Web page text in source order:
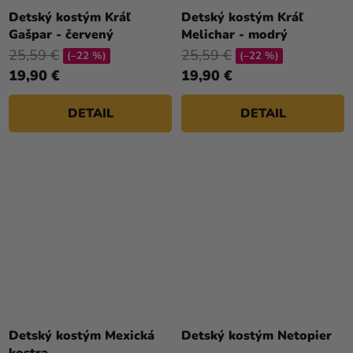
Detský kostým Kráľ
Gašpar - červený
hodnotenie
produktu
je
5,0
5
hviezdičiek.
19,90 €
25,59 € (–22 %)
DETAIL
Detský kostým Kráľ
Melichar - modrý
19,90 €
25,59 € (–22 %)
DETAIL
Detský kostým Mexická
hodnotenie
produktu
Detský kostým Netopier